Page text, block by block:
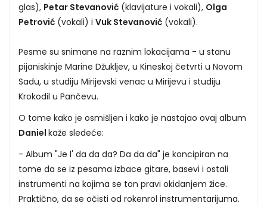
glas), Petar Stevanović (klavijature i vokali), Olga
Petrović (vokali) i Vuk Stevanović (vokali).
Pesme su snimane na raznim lokacijama - u stanu
pijaniskinje Marine Džukljev, u Kineskoj četvrti u Novom
Sadu, u studiju Mirijevski venac u Mirijevu i studiju
Krokodil u Pančevu.
O tome kako je osmišljen i kako je nastajao ovaj album
Daniel kaže sledeće:
- Album "Je l' da da da? Da da da" je koncipiran na
tome da se iz pesama izbace gitare, basevi i ostali
instrumenti na kojima se ton pravi okidanjem žice.
Praktično, da se očisti od rokenrol instrumentarijuma.